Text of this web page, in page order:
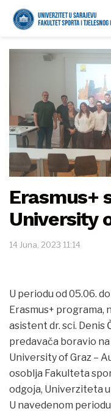
Erasmus+
University
14 Juna, 2023 11:14
U periodu od 05.06.
Erasmus+ programa,
asistent dr. sci. Denis
predavača boravio na
University of Graz –
osoblja Fakulteta
odgoja, Univerziteta
U navedenom